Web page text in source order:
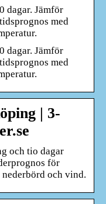
dagar. Jämför
med
dagar. Jämför
med
| 3-
och tio dagar
för
och vind.